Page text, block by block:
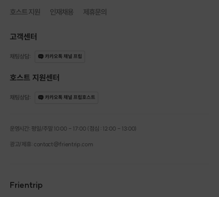
호스트 지원 인재채용 제휴문의
고객센터
채팅상담: 카카오톡 채널 프립
호스트 지원센터
채팅상담: 카카오톡 채널 프립호스트
운영시간: 평일/주말 10:00 - 17:00 (점심 : 12:00 - 13:00)
광고/제휴: contact@frientrip.com
Frientrip